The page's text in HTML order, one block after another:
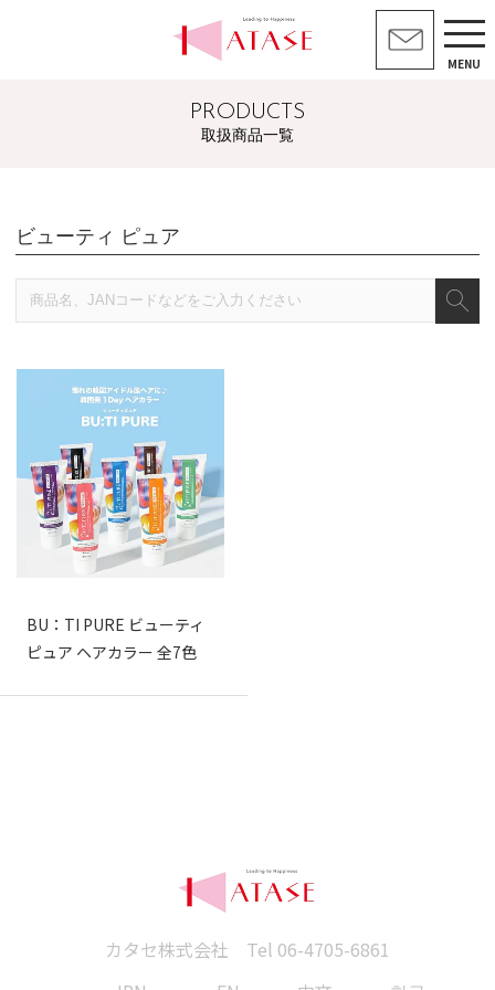
MENU
PRODUCTS
取扱商品一覧
ビューティ ピュア
BU：TI PURE ビューティ
ピュア ヘアカラー 全7色
カタセ株式会社 Tel 06-4705-6861